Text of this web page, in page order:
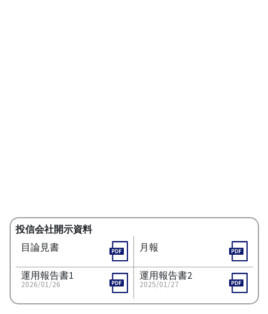
投信会社開示資料
目論見書
月報
運用報告書1
2026/01/26
運用報告書2
2025/01/27